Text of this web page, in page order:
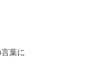
葉に